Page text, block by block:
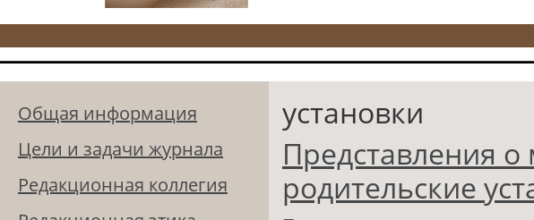
Общая информация
Цели и задачи журнала
Редакционная коллегия
установки
Представления о
родительские